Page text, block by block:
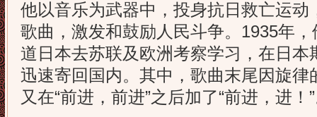
他以音乐为武器中，投身抗日救亡运动
歌曲，激发和鼓励人民斗争。1935年
道日本去苏联及欧洲考察学习，在日本
迅速寄回国内。其中，歌曲末尾因旋律
又在“前进，前进”之后加了“前进，进！